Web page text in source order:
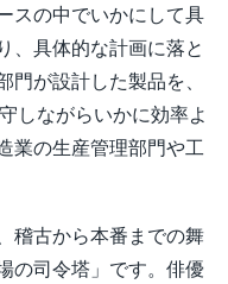
スの中でいかにして具
、具体的な計画に落と
が設計した製品を、
しながらいかに効率よ
業の生産管理部門や工
稽古から本番までの舞
の司令塔」です。俳優